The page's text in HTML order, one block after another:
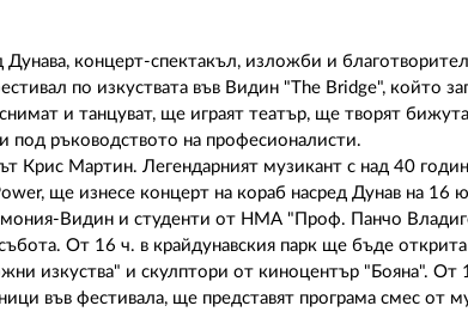
Дунава, концерт-спектакъл, изложби и
по изкуствата във Видин "The Bridge", който
и танцуват, ще играят театър, ще творят
под ръководството на професионалисти.
Крис Мартин. Легендарният музикант с над 40
ще изнесе концерт на кораб насред Дунав на 16
Видин и студенти от НМА "Проф. Панчо
От 16 ч. в крайдунавския парк ще бъде
изкуства" и скулптори от киноцентър "Бояна". От
във фестивала, ще представят програма смес от